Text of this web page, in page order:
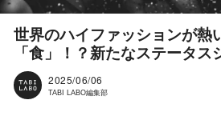
世界のハイファッションが熱
「食」！？新たなステータス
2025/06/06
TABI LABO編集部